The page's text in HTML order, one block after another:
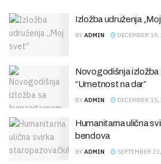
Izložba udruženja
BY ADMIN DECEMBER
Novogodišnja izložba
“Umetnost na dar”
BY ADMIN DECEMBER
Humanitarna ulična
bendova
BY ADMIN SEPTEMBER